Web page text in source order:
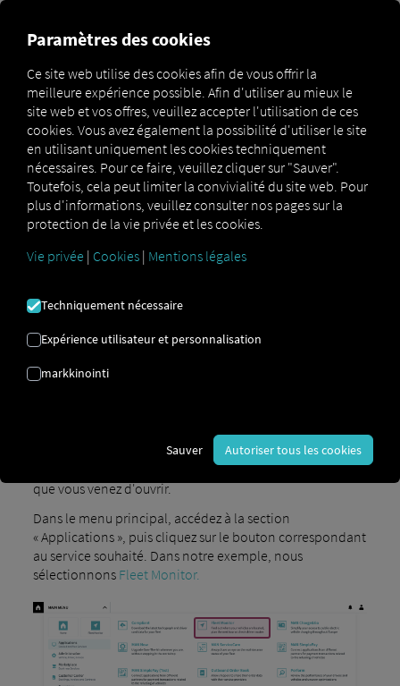
Utilisation d'un service
numérique
Cette section décrit comment mettre en place un service
numérique dans le RIO -Environnement – ​​de la
navigation aux fonctions spécifiques.
1) Ouvrez le service via le menu de
navigation principal
supérieur gauche de n'importe quel menu. RIO Cliquez
sur « Vue des services ». Le titre n'est pas toujours « Menu
principal », mais il s'agit généralement du nom du service
que vous venez d'ouvrir.
Dans le menu principal, accédez à la section
« Applications », puis cliquez sur le bouton correspondant
au service souhaité. Dans notre exemple, nous
sélectionnons Fleet Monitor.
Paramètres des cookies
Ce site web utilise des cookies afin de vous offrir la
meilleure expérience possible. Afin d'utiliser au mieux le
site web et vos offres, veuillez accepter l'utilisation de ces
cookies. Vous avez également la possibilité d'utiliser le site
en utilisant uniquement les cookies techniquement
nécessaires. Pour ce faire, veuillez cliquer sur "Sauver".
Toutefois, cela peut limiter la convivialité du site web. Pour
plus d'informations, veuillez consulter nos pages sur la
protection de la vie privée et les cookies.
Vie privée | Cookies | Mentions légales
Techniquement nécessaire
Expérience utilisateur et personnalisation
markkinointi
Sauver Autoriser tous les cookies